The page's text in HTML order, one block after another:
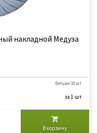
накладной Медуза
больше 10 шт
за 1 шт
В корзину